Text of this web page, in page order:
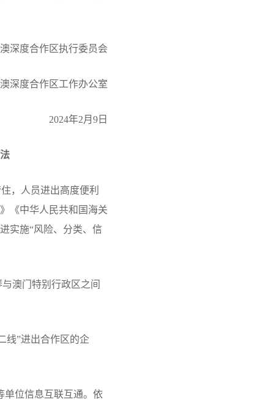
深度合作区执行委员会
深度合作区工作办公室
2024年2月9日
，人员进出高度便利
《中华人民共和国海关
实施“风险、分类、信
澳门特别行政区之间
”进出合作区的企
位信息互联互通。依